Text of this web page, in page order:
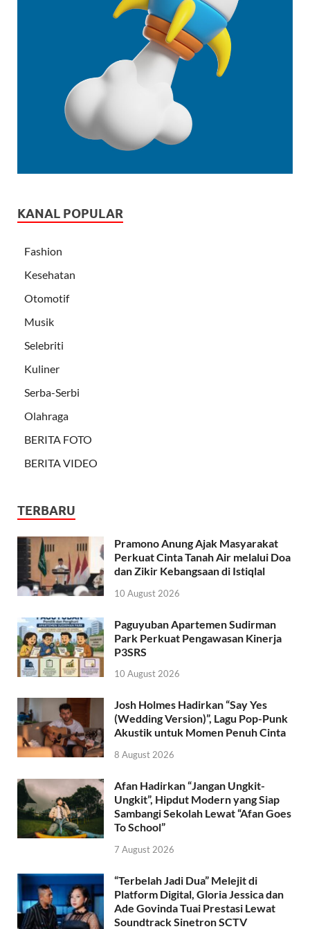
KANAL POPULAR
Fashion
Kesehatan
Otomotif
Musik
Selebriti
Kuliner
Serba-Serbi
Olahraga
BERITA FOTO
BERITA VIDEO
TERBARU
Pramono Anung Ajak Masyarakat
Perkuat Cinta Tanah Air melalui Doa
dan Zikir Kebangsaan di Istiqlal
10 August 2026
Paguyuban Apartemen Sudirman
Park Perkuat Pengawasan Kinerja
P3SRS
10 August 2026
Josh Holmes Hadirkan “Say Yes
(Wedding Version)”, Lagu Pop-Punk
Akustik untuk Momen Penuh Cinta
8 August 2026
Afan Hadirkan “Jangan Ungkit-
Ungkit”, Hipdut Modern yang Siap
Sambangi Sekolah Lewat “Afan Goes
To School”
7 August 2026
“Terbelah Jadi Dua” Melejit di
Platform Digital, Gloria Jessica dan
Ade Govinda Tuai Prestasi Lewat
Soundtrack Sinetron SCTV